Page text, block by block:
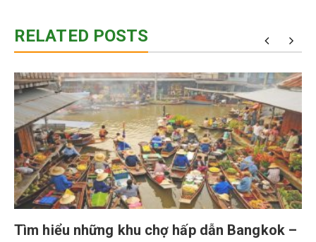
RELATED POSTS
Tìm hiểu những khu chợ hấp dẫn Bangkok –